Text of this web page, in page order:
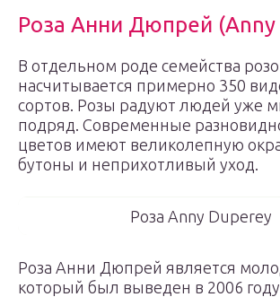
Роза Анни Дюпрей (Anny
В отдельном роде семейства
насчитывается примерно 350
сортов. Розы радуют людей уже
подряд. Современные
цветов имеют великолепную
бутоны и неприхотливый уход.
Роза Anny Duperey
Роза Анни Дюпрей является
который был выведен в 2006